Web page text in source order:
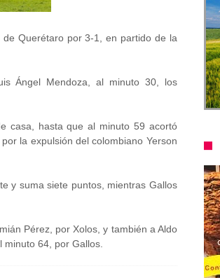
Querétaro por 3-1, en partido de la
Ángel Mendoza, al minuto 30, los
casa, hasta que al minuto 59 acortó
la expulsión del colombiano Yerson
y suma siete puntos, mientras Gallos
Pérez, por Xolos, y también a Aldo
64, por Gallos.